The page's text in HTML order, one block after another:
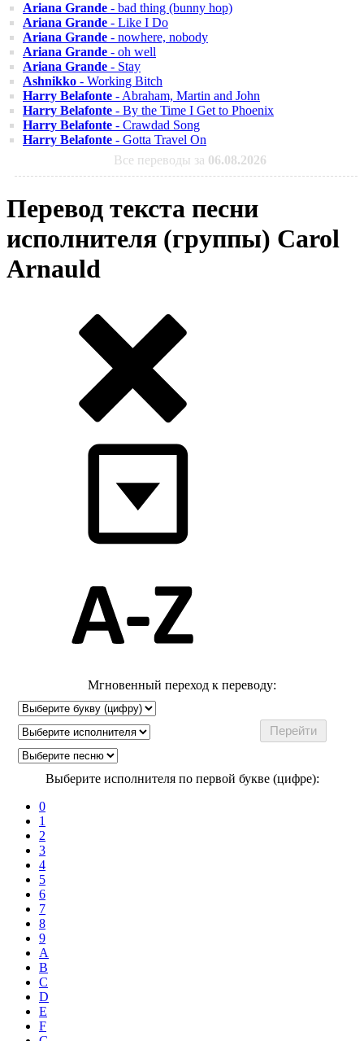
Ariana Grande - bad thing (bunny hop)
Ariana Grande - Like I Do
Ariana Grande - nowhere, nobody
Ariana Grande - oh well
Ariana Grande - Stay
Ashnikko - Working Bitch
Harry Belafonte - Abraham, Martin and John
Harry Belafonte - By the Time I Get to Phoenix
Harry Belafonte - Crawdad Song
Harry Belafonte - Gotta Travel On
Все переводы за 06.08.2026
Перевод текста песни
исполнителя (группы) Carol
Arnauld
Мгновенный переход к переводу:
Выберите исполнителя по первой букве (цифре):
0
1
2
3
4
5
6
7
8
9
A
B
C
D
E
F